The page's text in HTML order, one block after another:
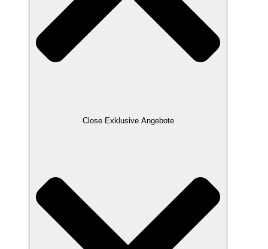
Close Exklusive Angebote